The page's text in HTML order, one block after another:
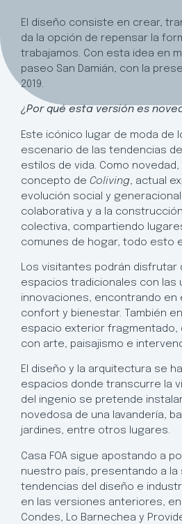
El diseño consiste en crear,
da la opción de repensar la
trabajamos. Con esta idea en
paseo San Damián, con la
2019.
¿Por qué esta versión es
Este icónico lugar de moda de
escenario de las tendencias
estilos de vida. Como
concepto de Coliving, actual
evolución social y
colaborativa y a la
colectiva, compartiendo
comunes de hogar, todo esto
Los visitantes podrán disfrutar
espacios tradicionales con las
innovaciones, encontrando en
confort y bienestar. También
espacio exterior fragmentado,
con arte, paisajismo e
El diseño y la arquitectura se
espacios donde transcurre la
del ingenio se pretende
novedosa de una lavandería,
jardines, entre otros lugares.
Casa FOA sigue apostando a
nuestro país, presentando a la
tendencias del diseño e
en las versiones anteriores,
Condes, Lo Barnechea y